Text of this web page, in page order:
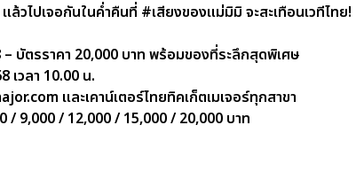
ล้วไปเจอกันในค่ำคืนที่ #เสียงของแม่มิมิ จะสะเทือนเวทีไทย!
บัตรราคา 20,000 บาท พร้อมของที่ระลึกสุดพิเศษ
เวลา 10.00 น.
และเคาน์เตอร์ไทยทิคเก็ตเมเจอร์ทุกสาขา
/ 9,000 / 12,000 / 15,000 / 20,000 บาท